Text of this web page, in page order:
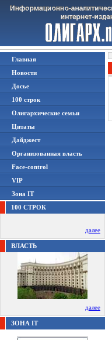
Главная
Новости
Досье
100 строк
Олигархические семьи
Цитаты
Дайджест
Организованная власть
Face-control
VIP
Зона IT
100 СТРОК
далее
ВЛАСТЬ
далее
ЗОНА IT